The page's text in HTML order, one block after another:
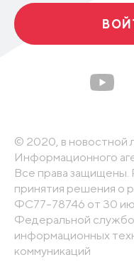
© 2020, в новостной
Информационного
Все права защищены.
принятия решения о
ФС77-78746 от 30
Федеральной
информационных
коммуникаций